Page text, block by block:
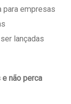
para empresas
lançadas
não perca